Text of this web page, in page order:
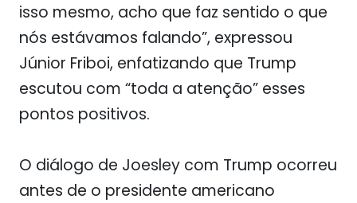
isso mesmo, acho que faz sentido o que
nós estávamos falando”, expressou
Júnior Friboi, enfatizando que Trump
escutou com “toda a atenção” esses
pontos positivos.
O diálogo de Joesley com Trump ocorreu
antes de o presidente americano